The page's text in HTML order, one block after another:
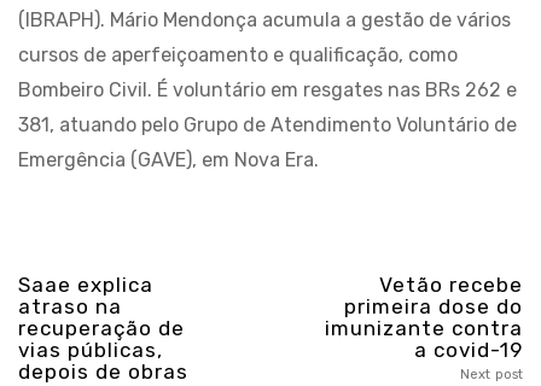
(IBRAPH). Mário Mendonça acumula a gestão de vários
cursos de aperfeiçoamento e qualificação, como
Bombeiro Civil. É voluntário em resgates nas BRs 262 e
381, atuando pelo Grupo de Atendimento Voluntário de
Emergência (GAVE), em Nova Era.
Saae explica
atraso na
recuperação de
vias públicas,
depois de obras
Vetão recebe
primeira dose do
imunizante contra
a covid-19
Next post